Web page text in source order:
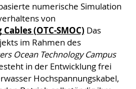
numerische Simulation
von
(OTC-SMOC) Das
im Rahmen des
Ocean Technology Campus
in der Entwicklung frei
Hochspannungskabel,